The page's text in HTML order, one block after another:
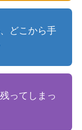
どこから手
ってしまっ